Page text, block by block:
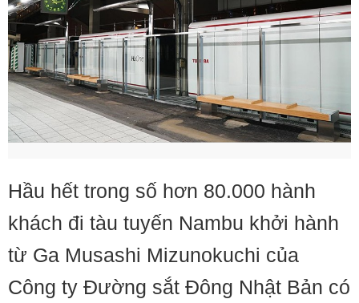
Hầu hết trong số hơn 80.000 hành
khách đi tàu tuyến Nambu khởi hành
từ Ga Musashi Mizunokuchi của
Công ty Đường sắt Đông Nhật Bản có